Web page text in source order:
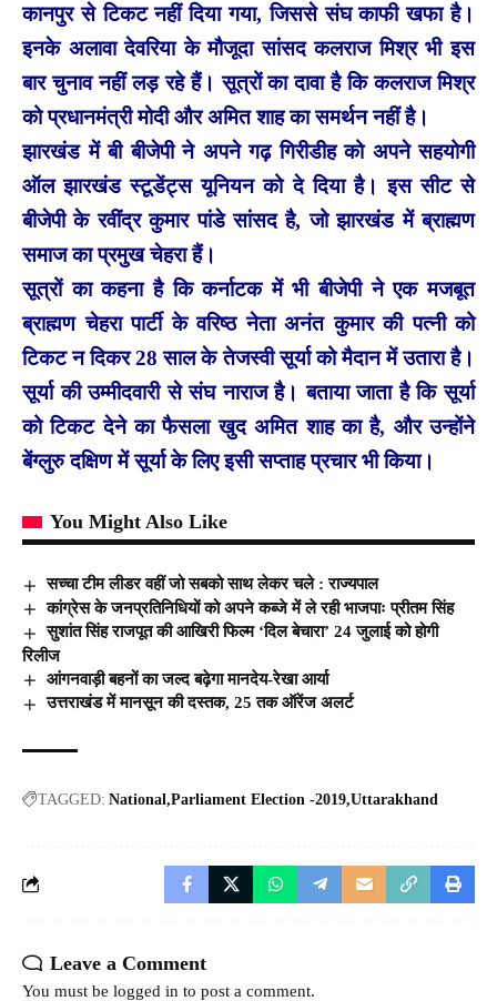
कानपुर से टिकट नहीं दिया गया, जिससे संघ काफी खफा है।
इनके अलावा देवरिया के मौजूदा सांसद कलराज मिश्र भी इस
बार चुनाव नहीं लड़ रहे हैं। सूत्रों का दावा है कि कलराज मिश्र
को प्रधानमंत्री मोदी और अमित शाह का समर्थन नहीं है।
झारखंड में बी बीजेपी ने अपने गढ़ गिरीडीह को अपने सहयोगी
ऑल झारखंड स्टूडेंट्स यूनियन को दे दिया है। इस सीट से
बीजेपी के रवींद्र कुमार पांडे सांसद है, जो झारखंड में ब्राह्मण
समाज का प्रमुख चेहरा हैं।
सूत्रों का कहना है कि कर्नाटक में भी बीजेपी ने एक मजबूत
ब्राह्मण चेहरा पार्टी के वरिष्ठ नेता अनंत कुमार की पत्नी को
टिकट न दिकर 28 साल के तेजस्वी सूर्या को मैदान में उतारा है।
सूर्या की उम्मीदवारी से संघ नाराज है। बताया जाता है कि सूर्या
को टिकट देने का फैसला खुद अमित शाह का है, और उन्होंने
बेंग्लुरु दक्षिण में सूर्या के लिए इसी सप्ताह प्रचार भी किया।
You Might Also Like
सच्चा टीम लीडर वहीं जो सबको साथ लेकर चले : राज्यपाल
कांग्रेस के जनप्रतिनिधियों को अपने कब्जे में ले रही भाजपाः प्रीतम सिंह
सुशांत सिंह राजपूत की आखिरी फिल्म ‘दिल बेचारा’ 24 जुलाई को होगी
रिलीज
आंगनवाड़ी बहनों का जल्द बढ़ेगा मानदेय-रेखा आर्या
उत्तराखंड में मानसून की दस्तक, 25 तक ऑरेंज अलर्ट
TAGGED: National Parliament Election -2019 Uttarakhand
Leave a Comment
You must be logged in to post a comment.